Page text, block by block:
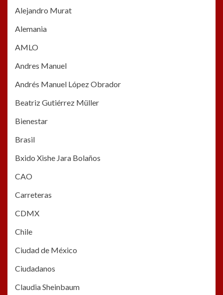
Alejandro Murat
Alemania
AMLO
Andres Manuel
Andrés Manuel López Obrador
Beatriz Gutiérrez Müller
Bienestar
Brasil
Bxido Xishe Jara Bolaños
CAO
Carreteras
CDMX
Chile
Ciudad de México
Ciudadanos
Claudia Sheinbaum